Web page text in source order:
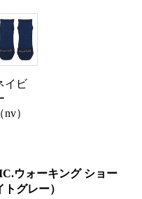
イビ
（nv）
ウォーキング ショー
グレー）